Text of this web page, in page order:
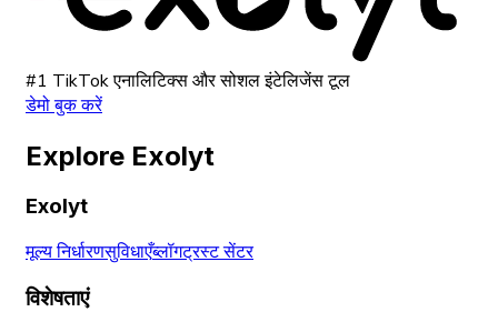
#1 TikTok एनालिटिक्स और सोशल इंटेलिजेंस टूल
डेमो बुक करें
Explore Exolyt
Exolyt
मूल्य निर्धारणसुविधाएँब्लॉगट्रस्ट सेंटर
विशेषताएं